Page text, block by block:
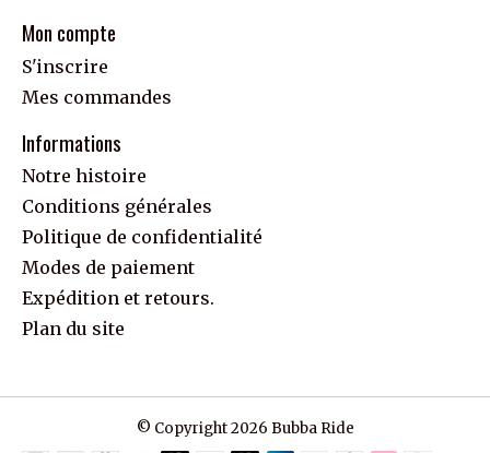
Mon compte
S'inscrire
Mes commandes
Informations
Notre histoire
Conditions générales
Politique de confidentialité
Modes de paiement
Expédition et retours.
Plan du site
© Copyright 2026 Bubba Ride